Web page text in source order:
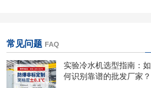
常见问题 FAQ
实验冷水机选型指南：如
何识别靠谱的批发厂家？